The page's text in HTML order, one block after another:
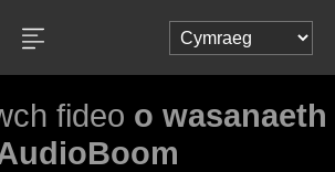
fideo o wasanaeth